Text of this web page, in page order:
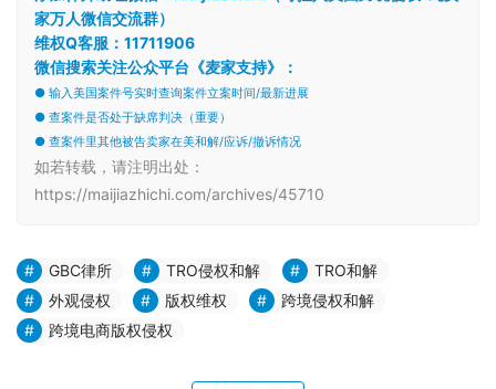
家万人微信交流群）
维权Q客服：11711906
微信搜索关注公众平台《麦家支持》：
● 输入美国案件号实时查询案件立案时间/最新进展
● 查案件是否处于缺席判决（重要）
● 查案件里其他被告卖家在美和解/应诉/撤诉情况
如若转载，请注明出处：
https://maijiazhichi.com/archives/45710
GBC律所 TRO侵权和解
TRO和解
外观侵权
版权维权
跨境侵权和解
跨境电商版权侵权